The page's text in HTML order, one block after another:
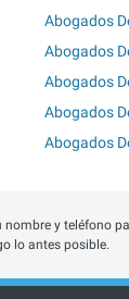
Abogados
Abogados
Abogados
Abogados
Abogados
nombre y teléfono
lo antes posible.